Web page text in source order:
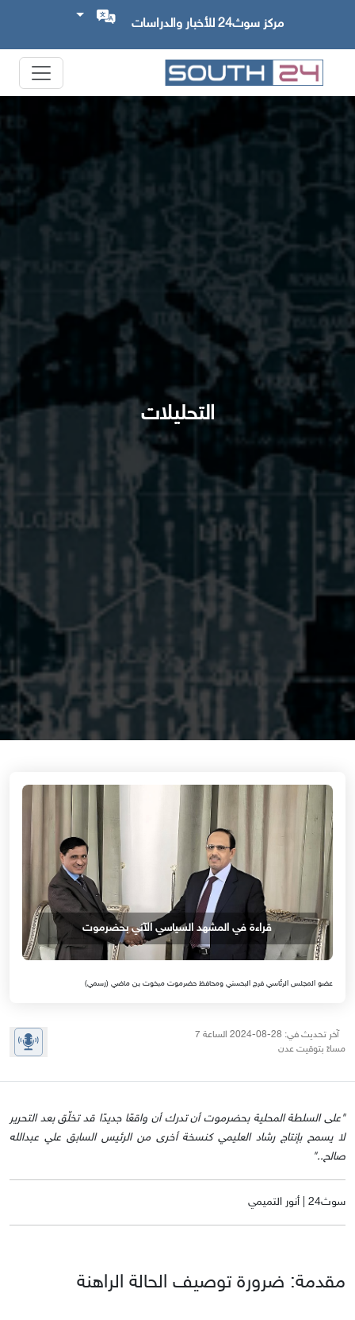
مركز سوث24 للأخبار والدراسات
التحليلات
قراءة في المشهد السياسي الآني بحضرموت
عضو المجلس الرئاسي فرج البحسني ومحافظ حضرموت مبخوت بن ماضي (رسمي)
آخر تحديث في: 28-08-2024 الساعة 7
مساءً بتوقيت عدن
"على السلطة المحلية بحضرموت أن تدرك أن واقعًا جديدًا قد تخلّق بعد التحرير
لا يسمح بإنتاج رشاد العليمي كنسخة أخرى من الرئيس السابق علي عبدالله
صالح.."
سوث24 | أنور التميمي
مقدمة: ضرورة توصيف الحالة الراهنة